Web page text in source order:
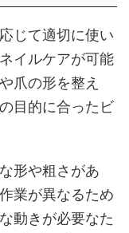
じて適切に使い
イルケアが可能
爪の形を整え
目的に合ったビ
形や粗さがあ
業が異なるため
動きが必要なた